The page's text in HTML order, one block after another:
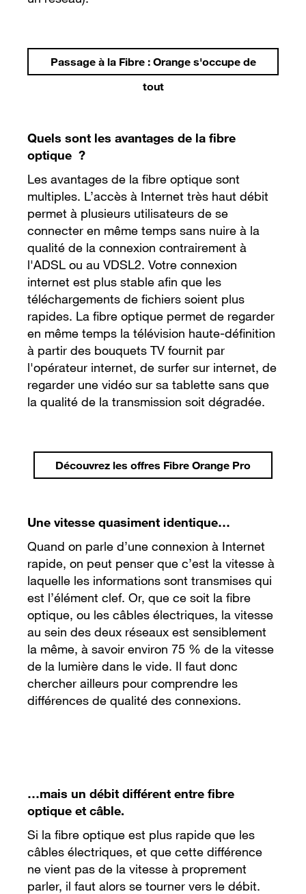
Passage à la Fibre : Orange s'occupe de
tout
Quels sont les avantages de la fibre
optique ?
Les avantages de la fibre optique sont
multiples. L’accès à Internet très haut débit
permet à plusieurs utilisateurs de se
connecter en même temps sans nuire à la
qualité de la connexion contrairement à
l'ADSL ou au VDSL2. Votre connexion
internet est plus stable afin que les
téléchargements de fichiers soient plus
rapides. La fibre optique permet de regarder
en même temps la télévision haute-définition
à partir des bouquets TV fournit par
l'opérateur internet, de surfer sur internet, de
regarder une vidéo sur sa tablette sans que
la qualité de la transmission soit dégradée.
Découvrez les offres Fibre Orange Pro
Une vitesse quasiment identique…
Quand on parle d’une connexion à Internet
rapide, on peut penser que c’est la vitesse à
laquelle les informations sont transmises qui
est l’élément clef. Or, que ce soit la fibre
optique, ou les câbles électriques, la vitesse
au sein des deux réseaux est sensiblement
la même, à savoir environ 75 % de la vitesse
de la lumière dans le vide. Il faut donc
chercher ailleurs pour comprendre les
différences de qualité des connexions.
…mais un débit différent entre fibre
optique et câble.
Si la fibre optique est plus rapide que les
câbles électriques, et que cette différence
ne vient pas de la vitesse à proprement
parler, il faut alors se tourner vers le débit.